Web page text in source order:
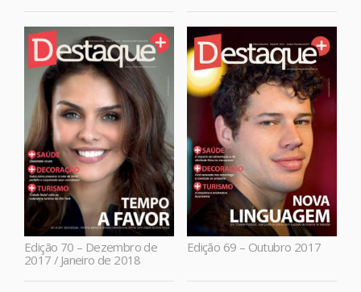
Edição 70 – Dezembro de
2017 / Janeiro de 2018
Edição 69 – Outubro 2017